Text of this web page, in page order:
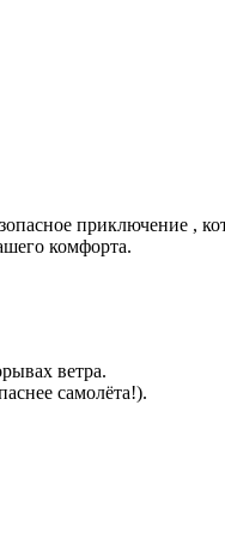
приключение ,
комфорта.
ветра.
самолёта!).